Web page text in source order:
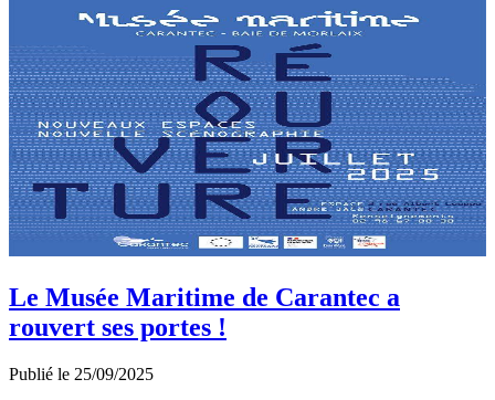
Le Musée Maritime de Carantec a
rouvert ses portes !
Publié le 25/09/2025